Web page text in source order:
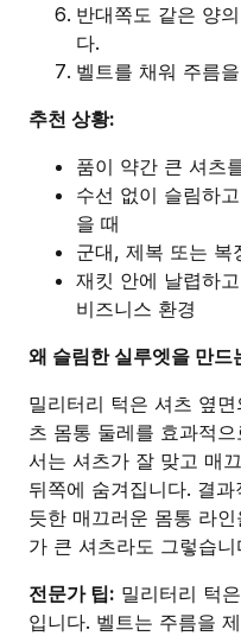
반대쪽도 같은 양
다.
벨트를 채워 주름
추천 상황:
품이 약간 큰 셔츠
수선 없이 슬림하
을 때
군대, 제복 또는 복
재킷 안에 날렵하
비즈니스 환경
왜 슬림한 실루엣을 만드
밀리터리 턱은 셔츠 옆
츠 몸통 둘레를 효과적
서는 셔츠가 잘 맞고 매
뒤쪽에 숨겨집니다. 결
듯한 매끄러운 몸통 라
가 큰 셔츠라도 그렇습니
전문가 팁: 밀리터리 턱
입니다. 벨트는 주름을